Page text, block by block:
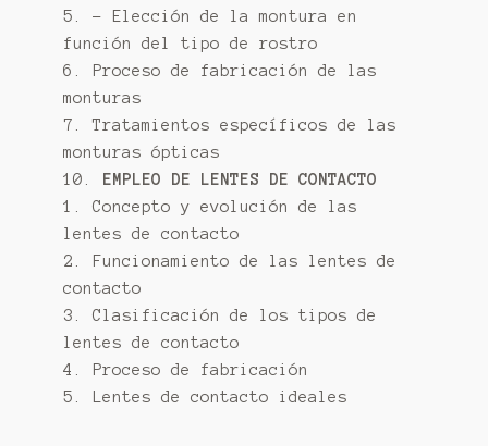
5. – Elección de la montura en
función del tipo de rostro
6. Proceso de fabricación de las
monturas
7. Tratamientos específicos de las
monturas ópticas
10.
EMPLEO DE LENTES DE CONTACTO
1. Concepto y evolución de las
lentes de contacto
2. Funcionamiento de las lentes de
contacto
3. Clasificación de los tipos de
lentes de contacto
4. Proceso de fabricación
5. Lentes de contacto ideales